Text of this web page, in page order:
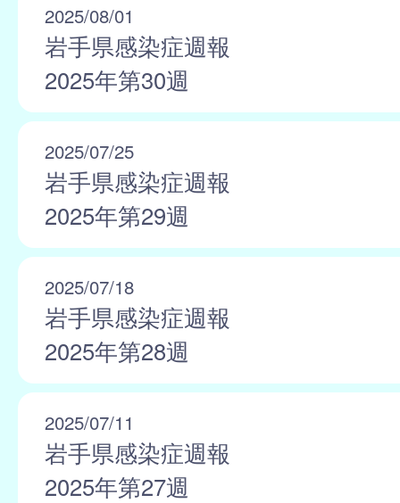
2025/08/01
岩手県感染症週報
2025年第30週
2025/07/25
岩手県感染症週報
2025年第29週
2025/07/18
岩手県感染症週報
2025年第28週
2025/07/11
岩手県感染症週報
2025年第27週